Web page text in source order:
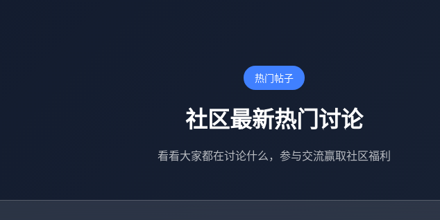
热门帖子
社区最新热门讨论
看看大家都在讨论什么，参与交流赢取社区福利